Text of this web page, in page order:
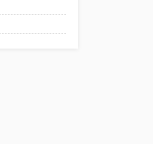
σχόλιο:
κοινωνικής